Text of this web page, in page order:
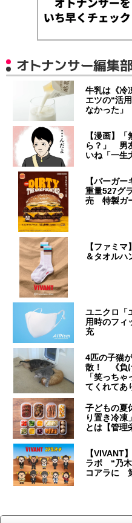
オトナンサー編集
牛乳は《
エツの“活
なかった」
【漫画】
ら？」 男
いね「一生
【バーガ
重量527グ
売 特製ガ
【ファミ
＆タオル
ユニクロ
用時のフィ
充
4匹の子猫
散！ 《負
「笑っち
てくれてあ
子どもの
り置き冷凍
とは【管理
【VIVANT
ラボ “乃木
コアラに